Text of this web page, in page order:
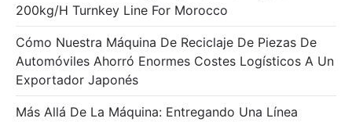
200kg/h Turnkey Line For Morocco
Cómo Nuestra Máquina De Reciclaje De Piezas De
Automóviles Ahorró Enormes Costes Logísticos A Un
Exportador Japonés
Más Allá De La Máquina: Entregando Una Línea